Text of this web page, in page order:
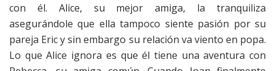
con él. Alice, su mejor amiga, la tranquiliza
asegurándole que ella tampoco siente pasión por su
pareja Eric y sin embargo su relación va viento en popa.
Lo que Alice ignora es que él tiene una aventura con